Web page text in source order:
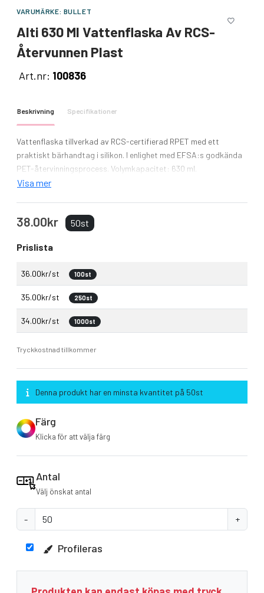
VARUMÄRKE: BULLET
Alti 630 Ml Vattenflaska Av RCS-
Återvunnen Plast
Art.nr: 100836
Beskrivning Specifikationer
Vattenflaska tillverkad av RCS-certifierad RPET med ett
praktiskt bärhandtag i silikon. I enlighet med EFSA:s godkända
PET-återvinningsprocess. Volymkapacitet: 630 ml.
Visa mer
38.00kr 50st
Prislista
36.00kr/st 100st
35.00kr/st 250st
34.00kr/st 1000st
Tryckkostnad tillkommer
Denna produkt har en minsta kvantitet på 50st
Färg
Klicka för att välja färg
Antal
Välj önskat antal
- +
Profileras